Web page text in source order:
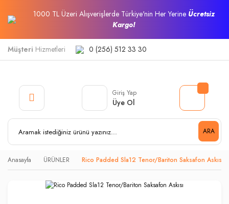
1000 TL Üzeri Alışverişlerde Türkiye'nin Her Yerine Ücretsiz
Kargo!
Müşteri Hizmetleri 0 (256) 512 33 30
ARA
Giriş Yap
Üye Ol
Anasayfa ÜRÜNLER Rico Padded Sla12 Tenor/Bariton Saksafon Askısı